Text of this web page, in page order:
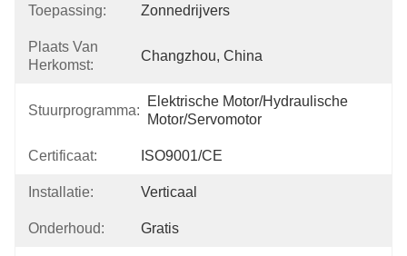
Toepassing: Zonnedrijvers
Plaats Van
Herkomst:
Changzhou, China
Stuurprogramma:
Elektrische Motor/hydraulische
Motor/servomotor
Certificaat: ISO9001/CE
Installatie: Verticaal
Onderhoud: Gratis